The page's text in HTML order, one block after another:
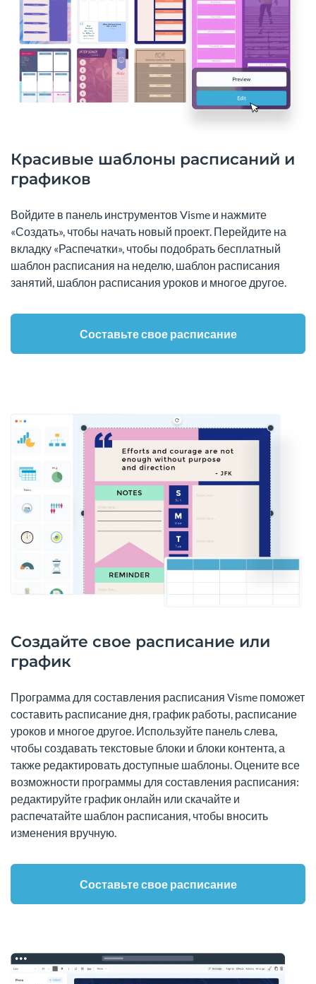
Красивые шаблоны расписаний и
графиков
Войдите в панель инструментов Visme и нажмите
«Создать», чтобы начать новый проект. Перейдите на
вкладку «Распечатки», чтобы подобрать бесплатный
шаблон расписания на неделю, шаблон расписания
занятий, шаблон расписания уроков и многое другое.
Составьте свое расписание
Создайте свое расписание или
график
Программа для составления расписания Visme поможет
составить расписание дня, график работы, расписание
уроков и многое другое. Используйте панель слева,
чтобы создавать текстовые блоки и блоки контента, а
также редактировать доступные шаблоны. Оцените все
возможности программы для составления расписания:
редактируйте график онлайн или скачайте и
распечатайте шаблон расписания, чтобы вносить
изменения вручную.
Составьте свое расписание